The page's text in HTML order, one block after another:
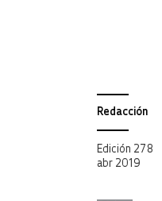
Redacción
Edición 278
abr 2019